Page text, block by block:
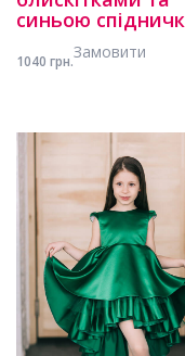
синьою
1040 грн.Замовити